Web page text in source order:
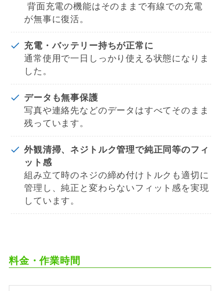
背面充電の機能はそのままで有線での充電
が無事に復活。
充電・バッテリー持ちが正常に
通常使用で一日しっかり使える状態になりま
した。
データも無事保護
写真や連絡先などのデータはすべてそのまま
残っています。
外観清掃、ネジトルク管理で純正同等のフィ
ット感
組み立て時のネジの締め付けトルクも適切に
管理し、純正と変わらないフィット感を実現
しています。
料金・作業時間